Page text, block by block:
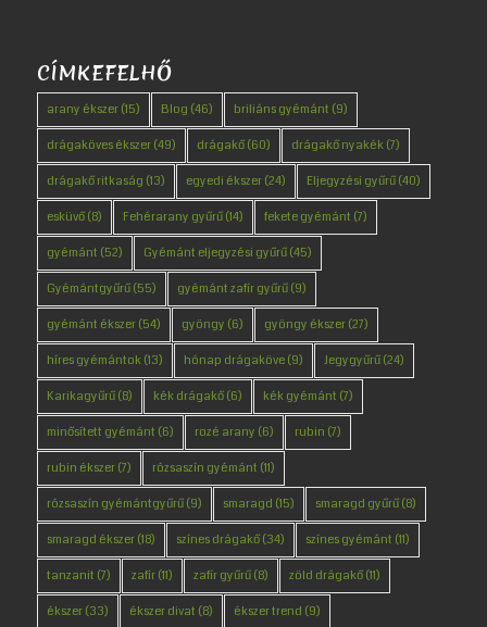
CÍMKEFELHŐ
arany ékszer(15) Blog (46) briliáns gyémánt (9)
drágaköves ékszer(49) drágakő(60) drágakő nyakék(7)
drágakő ritkaság (13) egyedi ékszer(24) Eljegyzési gyűrű(40)
esküvő(8) Fehérarany gyűrű(14) fekete gyémánt (7)
gyémánt (52) Gyémánt eljegyzési gyűrű(45)
Gyémántgyűrű(55) gyémánt zafír gyűrű(9)
gyémánt ékszer(54) gyöngy (6) gyöngy ékszer(27)
híres gyémántok(13) hónap drágaköve(9) Jegygyűrű(24)
Karikagyűrű(8) kék drágakő(6) kék gyémánt (7)
minősített gyémánt (6) rozé arany (6) rubin (7)
rubin ékszer(7) rózsaszín gyémánt (11)
rózsaszín gyémántgyűrű(9) smaragd (15) smaragd gyűrű(8)
smaragd ékszer(18) színes drágakő(34) színes gyémánt (11)
tanzanit (7) zafír(11) zafír gyűrű(8) zöld drágakő(11)
ékszer(33) ékszer divat (8) ékszer trend (9)